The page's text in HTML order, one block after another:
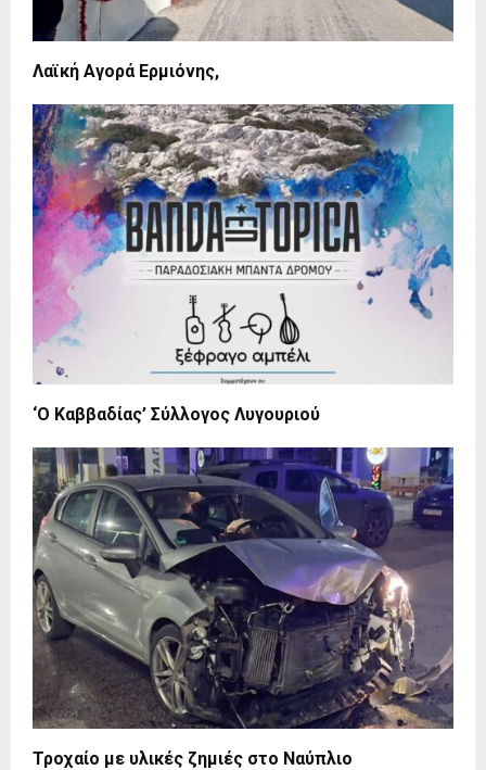
Λαϊκή Αγορά Ερμιόνης,
‘Ο Καββαδίας’ Σύλλογος Λυγουριού
Τροχαίο με υλικές ζημιές στο Ναύπλιο